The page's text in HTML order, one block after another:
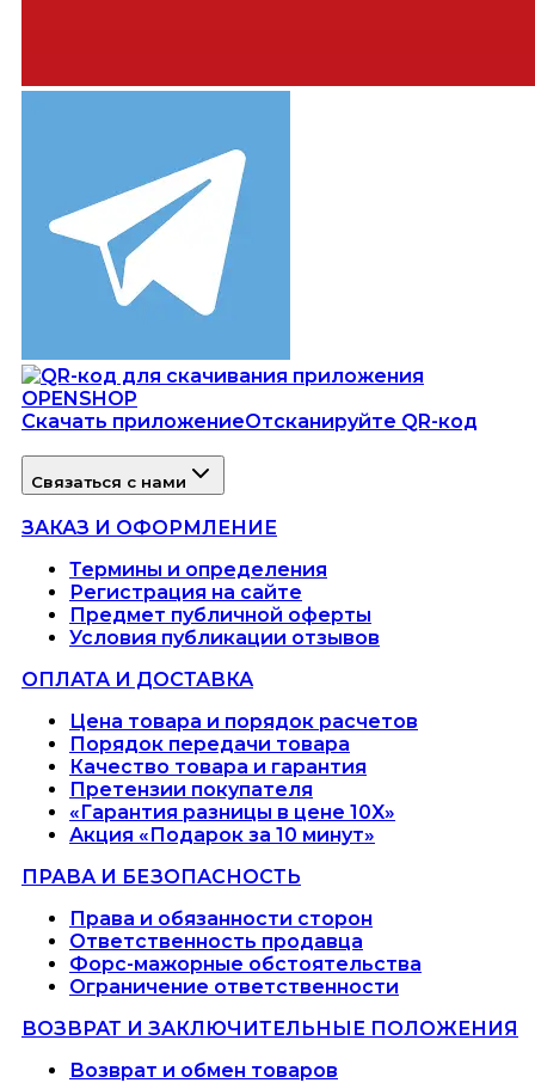
Скачать приложениеОтсканируйте QR-код
Связаться с нами
ЗАКАЗ И ОФОРМЛЕНИЕ
Термины и определения
Регистрация на сайте
Предмет публичной оферты
Условия публикации отзывов
ОПЛАТА И ДОСТАВКА
Цена товара и порядок расчетов
Порядок передачи товара
Качество товара и гарантия
Претензии покупателя
«Гарантия разницы в цене 10X»
Акция «Подарок за 10 минут»
ПРАВА И БЕЗОПАСНОСТЬ
Права и обязанности сторон
Ответственность продавца
Форс-мажорные обстоятельства
Ограничение ответственности
ВОЗВРАТ И ЗАКЛЮЧИТЕЛЬНЫЕ ПОЛОЖЕНИЯ
Возврат и обмен товаров